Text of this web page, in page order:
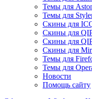
Темы для
Темы для
Скины для
Скины для
Скины для
Скины для
Темы для
Темы для
Новости
Помощь сайту